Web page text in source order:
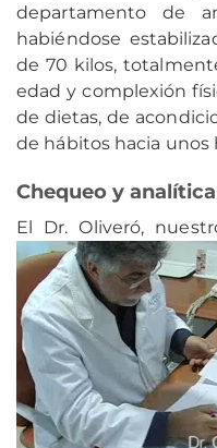
departamento de
habiéndose
de 70 kilos,
edad y complexión
de dietas, de
de hábitos hacia unos
Chequeo y
El Dr. Oliveró,